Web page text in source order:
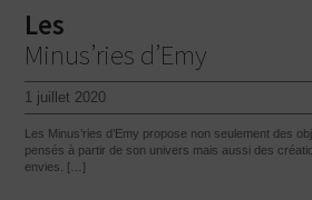
Les
Minus’ries d’Emy
1 juillet 2020
Les Minus’ries d’Emy propose non seulement des
pensés à partir de son univers mais aussi des
envies. […]